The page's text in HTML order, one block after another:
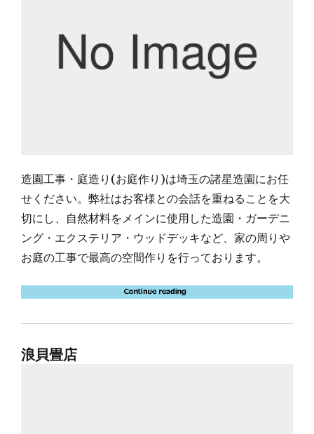
造園工事・庭造り(お庭作り)は埼玉の諸星造園にお任
せください。弊社はお客様との会話を重ねることを大
切にし、自然材料をメインに使用した造園・ガーデニ
ング・エクステリア・ウッドデッキなど、家の周りや
お庭の工事で最高の空間作りを行っております。
浪貝畳店